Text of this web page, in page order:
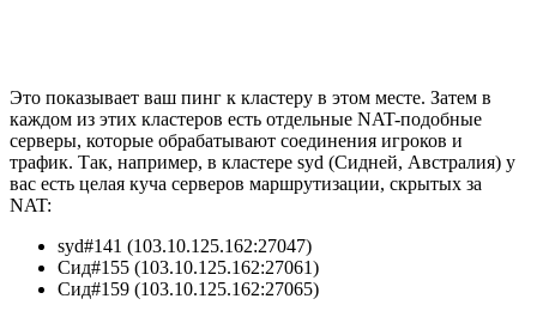
Это показывает ваш пинг к кластеру в этом месте. Затем в
каждом из этих кластеров есть отдельные NAT-подобные
серверы, которые обрабатывают соединения игроков и
трафик. Так, например, в кластере syd (Сидней, Австралия) у
вас есть целая куча серверов маршрутизации, скрытых за
NAT:
syd#141 (103.10.125.162:27047)
Сид#155 (103.10.125.162:27061)
Сид#159 (103.10.125.162:27065)